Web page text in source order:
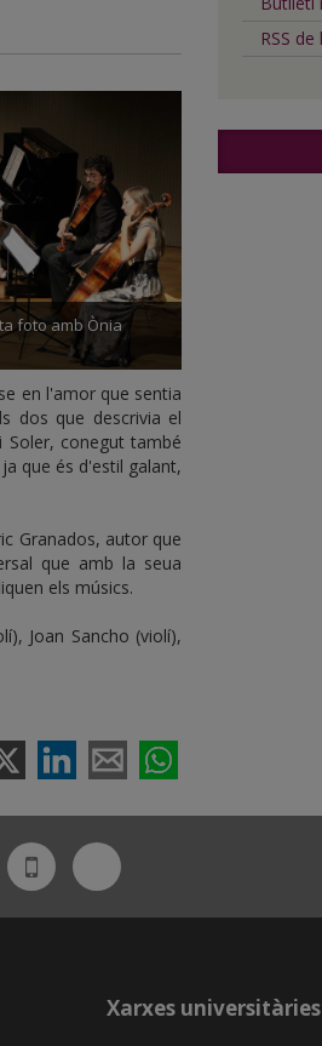
foto amb Ònia
en l'amor que sentia
dos que descrivia el
conegut també
que és d'estil galant,
Granados, autor que
que amb la seua
els músics.
Joan Sancho (violí),
RSS
UdL
App
Bluesky
Xarxes universitàries